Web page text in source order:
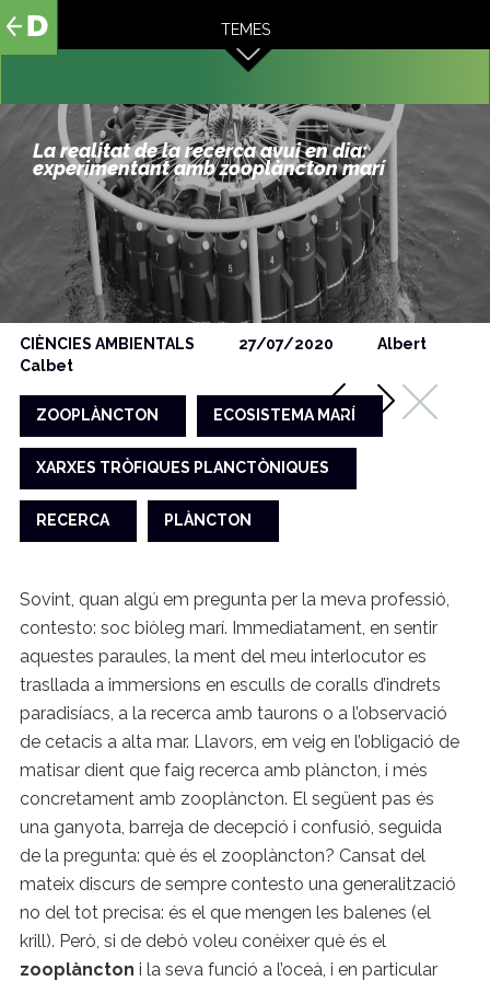
contingut
TEMES
La realitat de la recerca avui en dia:
experimentant amb zooplàncton marí
CIÈNCIES AMBIENTALS 27/07/2020
Albert
Calbet
ZOOPLÀNCTON ECOSISTEMA MARÍ
XARXES TRÒFIQUES PLANCTÒNIQUES
RECERCA PLÀNCTON
Sovint, quan algú em pregunta per la meva professió,
contesto: soc biòleg marí. Immediatament, en sentir
aquestes paraules, la ment del meu interlocutor es
trasllada a immersions en esculls de coralls d’indrets
paradisíacs, a la recerca amb taurons o a l’observació
de cetacis a alta mar. Llavors, em veig en l’obligació de
matisar dient que faig recerca amb plàncton, i més
concretament amb zooplàncton. El següent pas és
una ganyota, barreja de decepció i confusió, seguida
de la pregunta: què és el zooplàncton? Cansat del
mateix discurs de sempre contesto una generalització
no del tot precisa: és el que mengen les balenes (el
krill). Però, si de debò voleu conèixer què és el
zooplàncton i la seva funció a l’oceà, i en particular